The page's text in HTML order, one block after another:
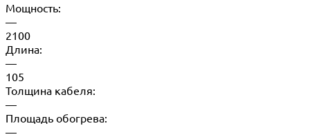
Мощность:
—
2100
Длина:
—
105
Толщина кабеля:
—
Площадь обогрева:
—